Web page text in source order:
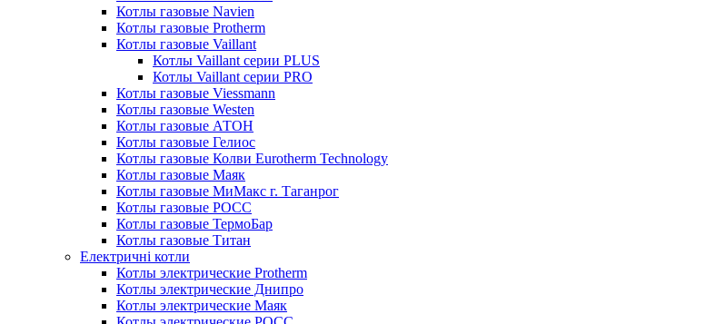
Котлы газовые Navien
Котлы газовые Protherm
Котлы газовые Vaillant
Котлы Vaillant серии PLUS
Котлы Vaillant серии PRO
Котлы газовые Viessmann
Котлы газовые Westen
Котлы газовые АТОН
Котлы газовые Гелиос
Котлы газовые Колви Eurotherm Technology
Котлы газовые Маяк
Котлы газовые МиМакс г. Таганрог
Котлы газовые РОСС
Котлы газовые ТермоБар
Котлы газовые Титан
Електричні котли
Котлы электрические Protherm
Котлы электрические Днипро
Котлы электрические Маяк